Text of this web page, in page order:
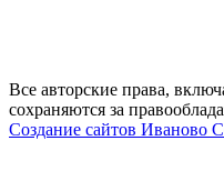
Все авторские права,
сохраняются за
Создание сайтов Иваново